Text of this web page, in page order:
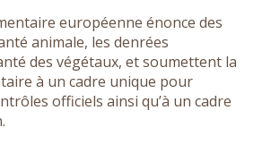
européenne énonce des
animale, les denrées
des végétaux, et soumettent la
à un cadre unique pour
officiels ainsi qu’à un cadre